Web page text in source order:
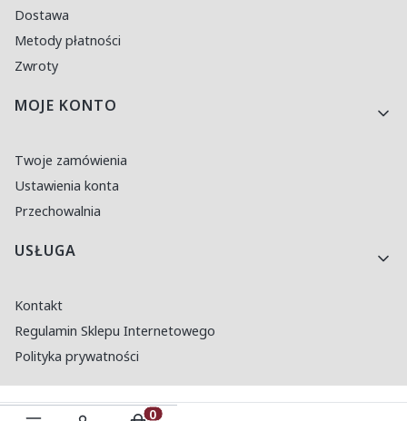
Dostawa
Metody płatności
Zwroty
MOJE KONTO
Twoje zamówienia
Ustawienia konta
Przechowalnia
USŁUGA
Kontakt
Regulamin Sklepu Internetowego
Polityka prywatności